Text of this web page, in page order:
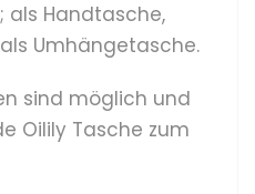
als Handtasche,
Umhängetasche.
sind möglich und
Oilily Tasche zum